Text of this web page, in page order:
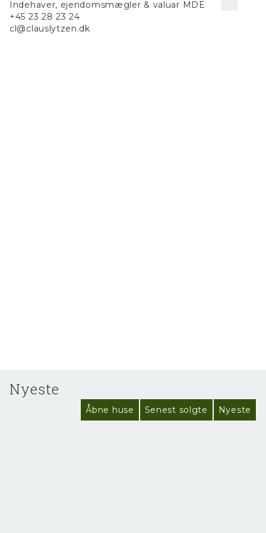
mulighed for at skabe et hjem med plads til både børn
og voksne. Ejendommen er for tiden udlejet, hvilket
kunne være en interessant mulighed for den investor,
Indehaver, ejendomsmægler & valuar MDE
+45 23 28 23 24
cl@clauslytzen.dk
Nyeste
Åbne huse Senest solgte Nyeste